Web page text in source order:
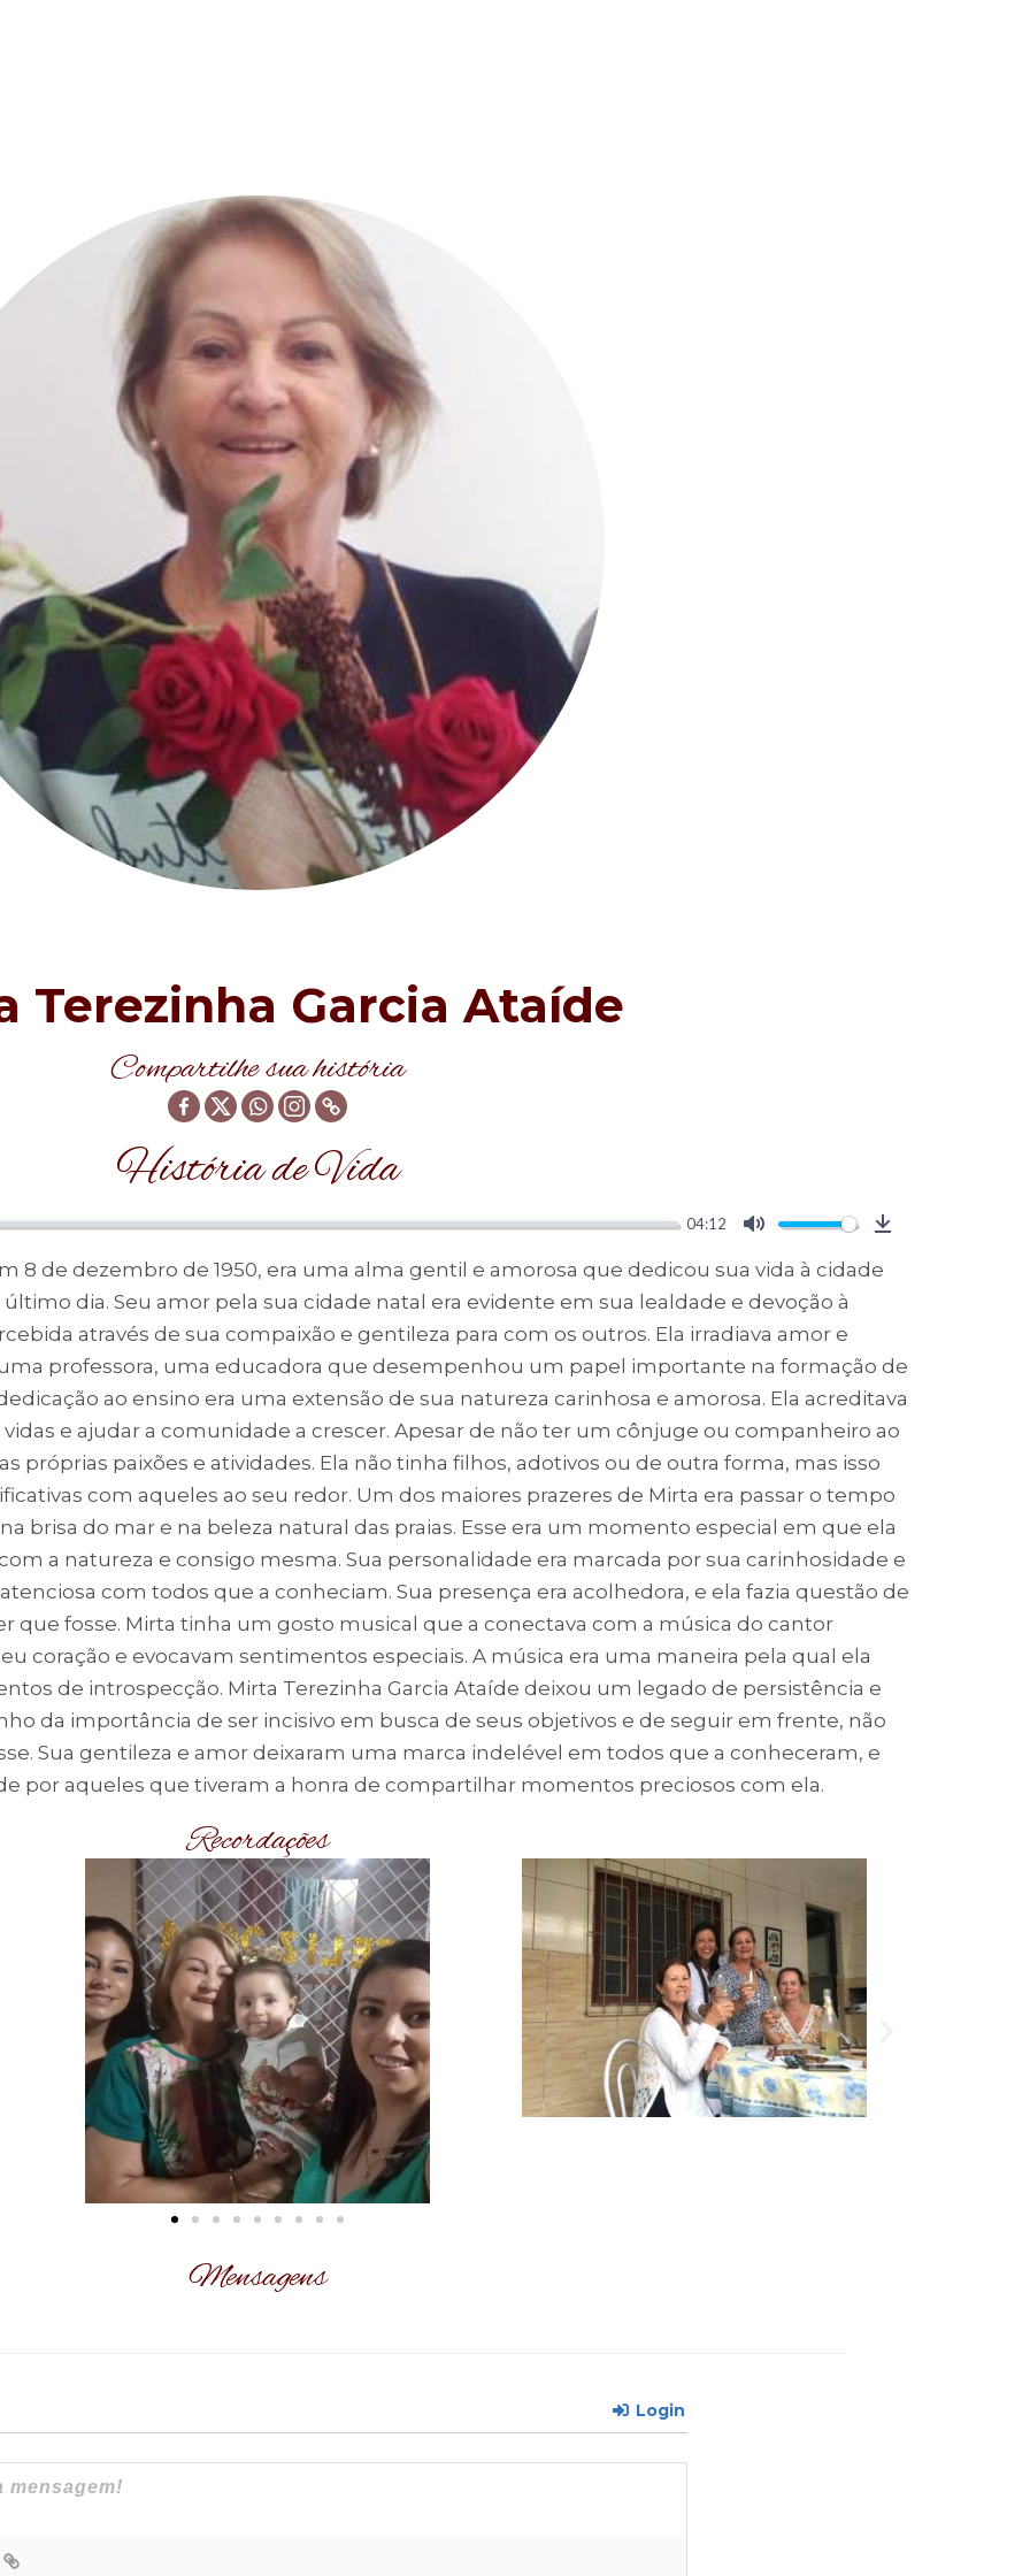
Terezinha Garcia Ataíde
Compartilhe sua história
História de Vida
04:12
8 de dezembro de 1950, era uma alma gentil e amorosa que dedicou sua vida à cidade
dia. Seu amor pela sua cidade natal era evidente em sua lealdade e devoção à
através de sua compaixão e gentileza para com os outros. Ela irradiava amor e
professora, uma educadora que desempenhou um papel importante na formação de
ao ensino era uma extensão de sua natureza carinhosa e amorosa. Ela acreditava
e ajudar a comunidade a crescer. Apesar de não ter um cônjuge ou companheiro ao
próprias paixões e atividades. Ela não tinha filhos, adotivos ou de outra forma, mas isso
com aqueles ao seu redor. Um dos maiores prazeres de Mirta era passar o tempo
brisa do mar e na beleza natural das praias. Esse era um momento especial em que ela
a natureza e consigo mesma. Sua personalidade era marcada por sua carinhosidade e
com todos que a conheciam. Sua presença era acolhedora, e ela fazia questão de
que fosse. Mirta tinha um gosto musical que a conectava com a música do cantor
coração e evocavam sentimentos especiais. A música era uma maneira pela qual ela
de introspecção. Mirta Terezinha Garcia Ataíde deixou um legado de persistência e
da importância de ser incisivo em busca de seus objetivos e de seguir em frente, não
Sua gentileza e amor deixaram uma marca indelével em todos que a conheceram, e
por aqueles que tiveram a honra de compartilhar momentos preciosos com ela.
Recordações
Mensagens
Login